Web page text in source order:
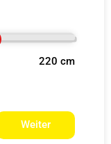
220 cm
Weiter